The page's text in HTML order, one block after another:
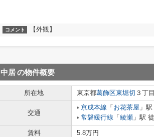
コメント 【外観】
中居の物件概要
所在地 東京都葛飾区東堀切 ３丁目
交通
京成本線 「 お花茶屋 」
常磐緩行線 「 綾瀬 」駅
賃料 5.8万円